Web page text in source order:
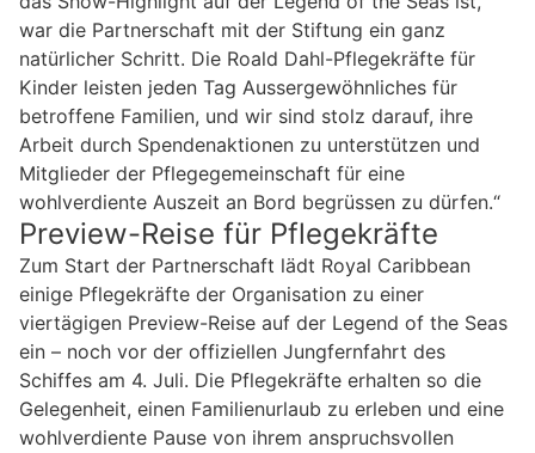
war die Partnerschaft mit der Stiftung ein ganz
natürlicher Schritt. Die Roald Dahl-Pflegekräfte für
Kinder leisten jeden Tag Aussergewöhnliches für
betroffene Familien, und wir sind stolz darauf, ihre
Arbeit durch Spendenaktionen zu unterstützen und
Mitglieder der Pflegegemeinschaft für eine
wohlverdiente Auszeit an Bord begrüssen zu dürfen.“
Preview-Reise für Pflegekräfte
Zum Start der Partnerschaft lädt Royal Caribbean
einige Pflegekräfte der Organisation zu einer
viertägigen Preview-Reise auf der Legend of the Seas
ein – noch vor der offiziellen Jungfernfahrt des
Schiffes am 4. Juli. Die Pflegekräfte erhalten so die
Gelegenheit, einen Familienurlaub zu erleben und eine
wohlverdiente Pause von ihrem anspruchsvollen